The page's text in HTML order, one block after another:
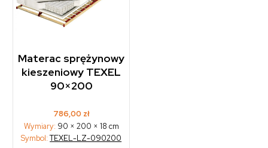
Materac sprężynowy
kieszeniowy TEXEL
90×200
786,00 zł
Wymiary: 90 × 200 × 18 cm
Symbol:TEXEL-LZ-090200